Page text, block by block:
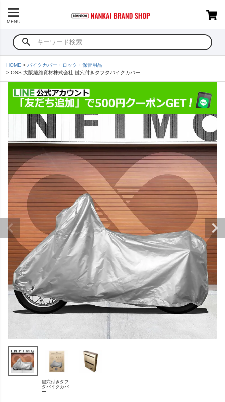
MENU
HOME
バイクカバー・ロック・保管用品
OSS 大阪繊維資材株式会社 鍵穴付きタフタバイクカバー
鍵穴付きタフ
タバイクカバ
ー